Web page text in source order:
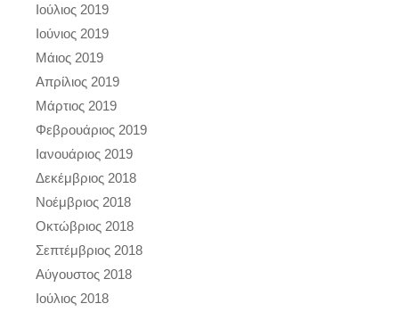
Ιούλιος 2019
Ιούνιος 2019
Μάιος 2019
Απρίλιος 2019
Μάρτιος 2019
Φεβρουάριος 2019
Ιανουάριος 2019
Δεκέμβριος 2018
Νοέμβριος 2018
Οκτώβριος 2018
Σεπτέμβριος 2018
Αύγουστος 2018
Ιούλιος 2018